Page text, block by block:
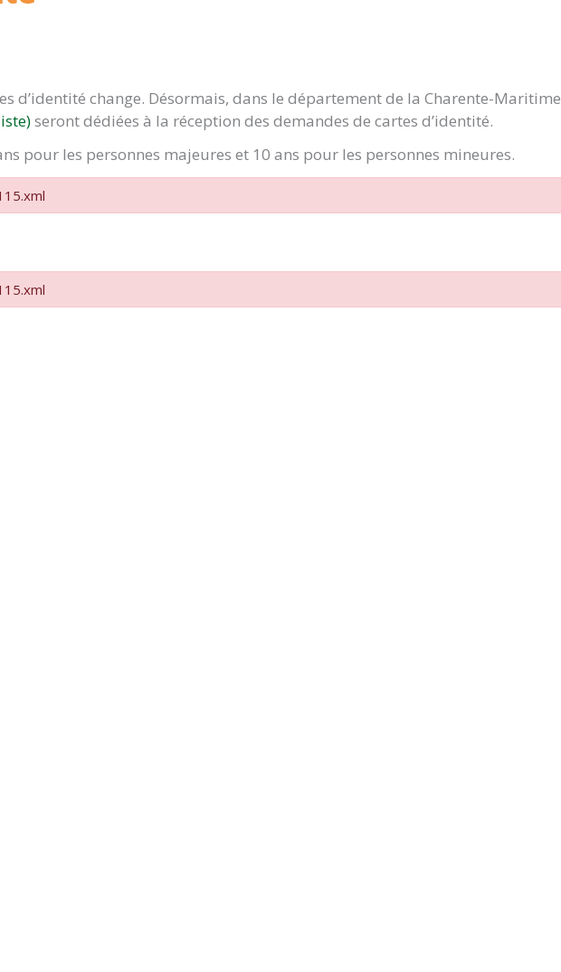
d’identité change. Désormais, dans le département de la Charente-Maritime
seront dédiées à la réception des demandes de cartes d’identité.
pour les personnes majeures et 10 ans pour les personnes mineures.